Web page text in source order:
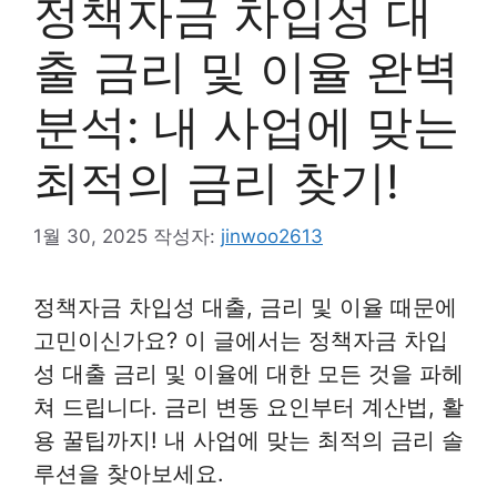
정책자금 차입성 대
출 금리 및 이율 완벽
분석: 내 사업에 맞는
최적의 금리 찾기!
1월 30, 2025 작성자: jinwoo2613
정책자금 차입성 대출, 금리 및 이율 때문에
고민이신가요? 이 글에서는 정책자금 차입
성 대출 금리 및 이율에 대한 모든 것을 파헤
쳐 드립니다. 금리 변동 요인부터 계산법, 활
용 꿀팁까지! 내 사업에 맞는 최적의 금리 솔
루션을 찾아보세요.